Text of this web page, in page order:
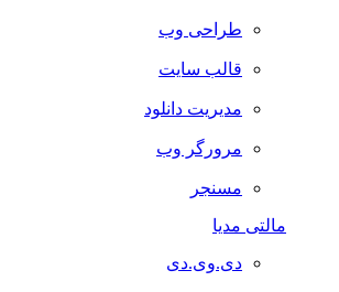
طراحی وب
قالب سایت
مدیریت دانلود
مرورگر وب
مسنجر
مالتی مدیا
دی.وی.دی